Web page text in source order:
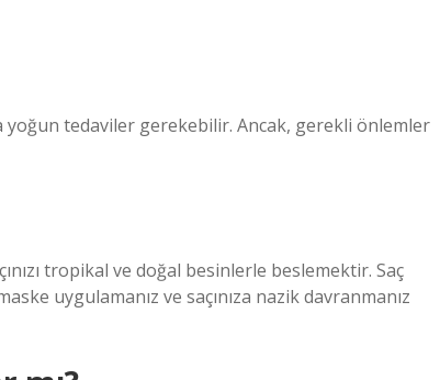
yoğun tedaviler gerekebilir. Ancak, gerekli önlemler
tropikal ve doğal besinlerle beslemektir. Saç
uygulamanız ve saçınıza nazik davranmanız